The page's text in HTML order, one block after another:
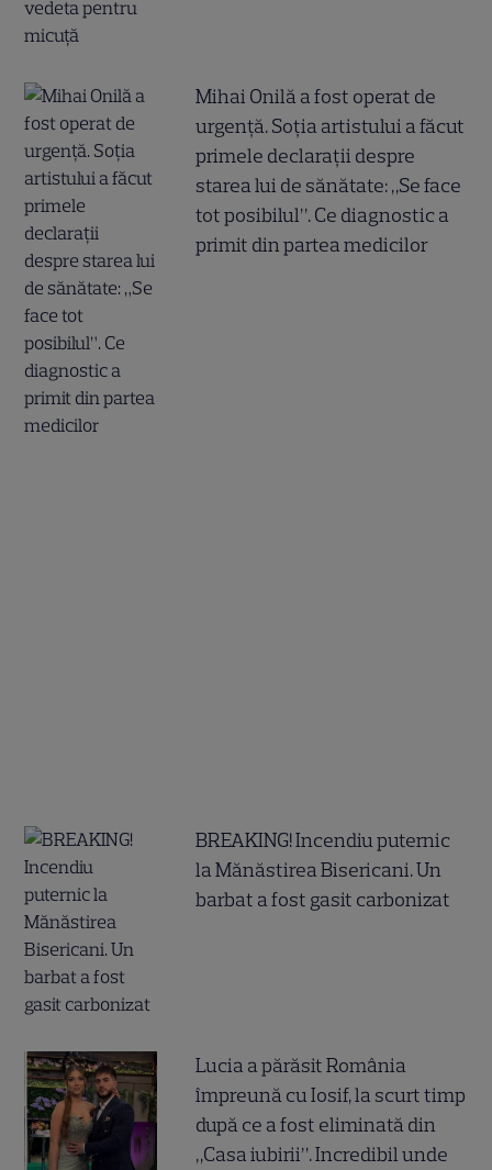
Mihai Onilă a fost operat de
urgență. Soția artistului a făcut
primele declarații despre
starea lui de sănătate: „Se face
tot posibilul”. Ce diagnostic a
primit din partea medicilor
BREAKING! Incendiu puternic
la Mănăstirea Bisericani. Un
barbat a fost gasit carbonizat
Lucia a părăsit România
împreună cu Iosif, la scurt timp
după ce a fost eliminată din
„Casa iubirii”. Incredibil unde